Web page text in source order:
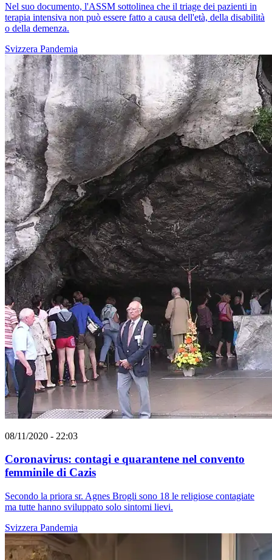
Nel suo documento, l'ASSM sottolinea che il triage dei pazienti in
terapia intensiva non può essere fatto a causa dell'età, della disabilità
o della demenza.
Svizzera Pandemia
08/11/2020 - 22:03
Coronavirus: contagi e quarantene nel convento
femminile di Cazis
Secondo la priora sr. Agnes Brogli sono 18 le religiose contagiate
ma tutte hanno sviluppato solo sintomi lievi.
Svizzera Pandemia